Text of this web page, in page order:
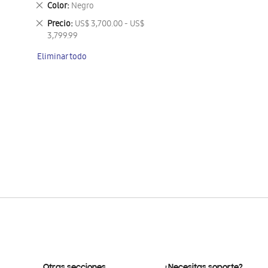
Color Negro
Eliminar
este
artículo
Precio US$ 3,700.00 - US$
3,799.99
Eliminar
este
Eliminar todo